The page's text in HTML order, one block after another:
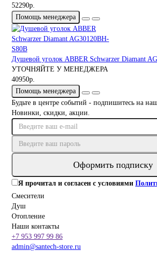
52290р.
Помощь менеджера
Душевой уголок ABBER Schwarzer Diamant
УТОЧНЯЙТЕ У МЕНЕДЖЕРА
40950р.
Помощь менеджера
Будьте в центре событий - подпишитесь на
Новинки, скидки, акции.
Оформить подписку
Я прочитал и согласен с условиями
Смесители
Душ
Отопление
Наши контакты
+7 953 997 99 86
admin@santech-store.ru